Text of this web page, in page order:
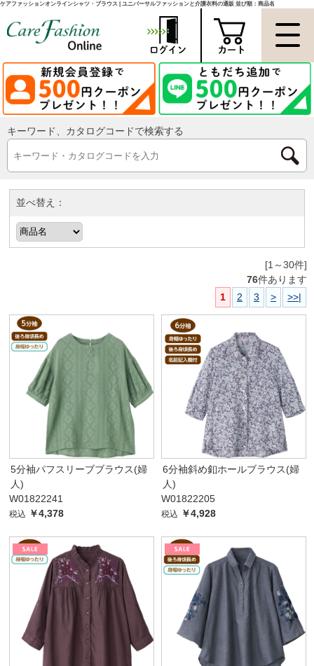
ケアファッションオンラインシャツ・ブラウス | ユニバーサルファッションと介護衣料の通販 並び順：商品名
キーワード、カタログコードで検索する
並べ替え：
[1～30件]
76件あります
1
2 3 > >>|
5分袖パフスリーブブラウス(婦
人)
W01822241
税込 ￥4,378
6分袖斜め釦ホールブラウス(婦
人)
W01822205
税込 ￥4,928